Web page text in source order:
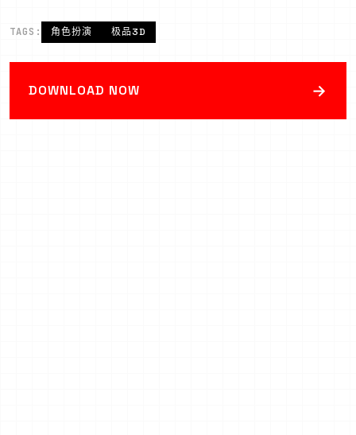
TAGS: 角色扮演 极品3D
DOWNLOAD NOW →